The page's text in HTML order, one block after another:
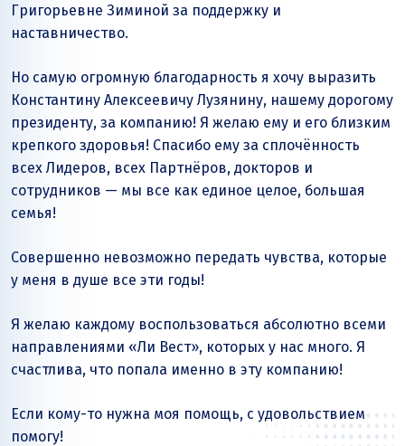
Григорьевне Зиминой за поддержку и
наставничество.
Но самую огромную благодарность я хочу выразить
Константину Алексеевичу Лузянину, нашему дорогому
президенту, за компанию! Я желаю ему и его близким
крепкого здоровья! Спасибо ему за сплочённость
всех Лидеров, всех Партнёров, докторов и
сотрудников — мы все как единое целое, большая
семья!
Совершенно невозможно передать чувства, которые
у меня в душе все эти годы!
Я желаю каждому воспользоваться абсолютно всеми
направлениями «Ли Вест», которых у нас много. Я
счастлива, что попала именно в эту компанию!
Если кому-то нужна моя помощь, с удовольствием
помогу!